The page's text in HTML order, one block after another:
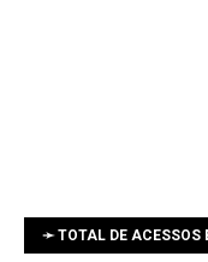
➛ TOTAL DE ACESSOS